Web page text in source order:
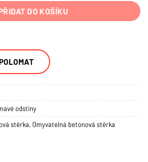
DO KOŠÍKU
odstíny
stěrka, Omyvatelná betonová stěrka